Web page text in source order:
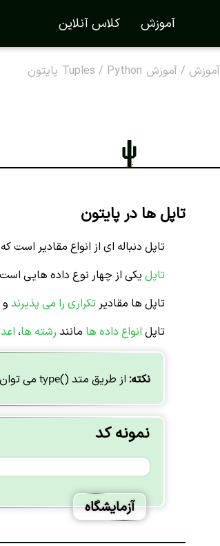
آموزش کلاس آنلاین
آموزش / آموزش Python / Tuples پایتون
تاپل ها در پایتون
تاپل دنباله ای از انواع مقادیر است که
تاپل یکی از چهار نوع داده هایی است
تاپل ها مقادیر تکراری را می پذیرند و
تاپل انواع داده ها مانند رشته ها،
نکته: از طریق متد ()type می توان نوع داده تاپل ها را مشاهده کرد.
نمونه کد
آزمایشگاه